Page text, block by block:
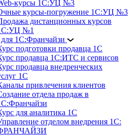
курсы 1С:УЦ №3
курсы-погружение 1С:УЦ №3
дистанционных курсов
№1
1С:Франчайзи
подготовки продавца 1С
продавца 1С:ИТС и сервисов
продавца внедренческих
1С
привлечения клиентов
отдела продаж в
для аналитика 1С
отделом внедрения 1С: